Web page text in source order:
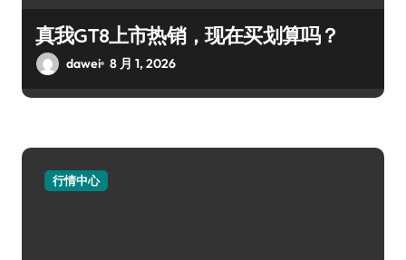
真我GT8上市热销，现在买划算吗？
dawei 8 月 1, 2026
行情中心